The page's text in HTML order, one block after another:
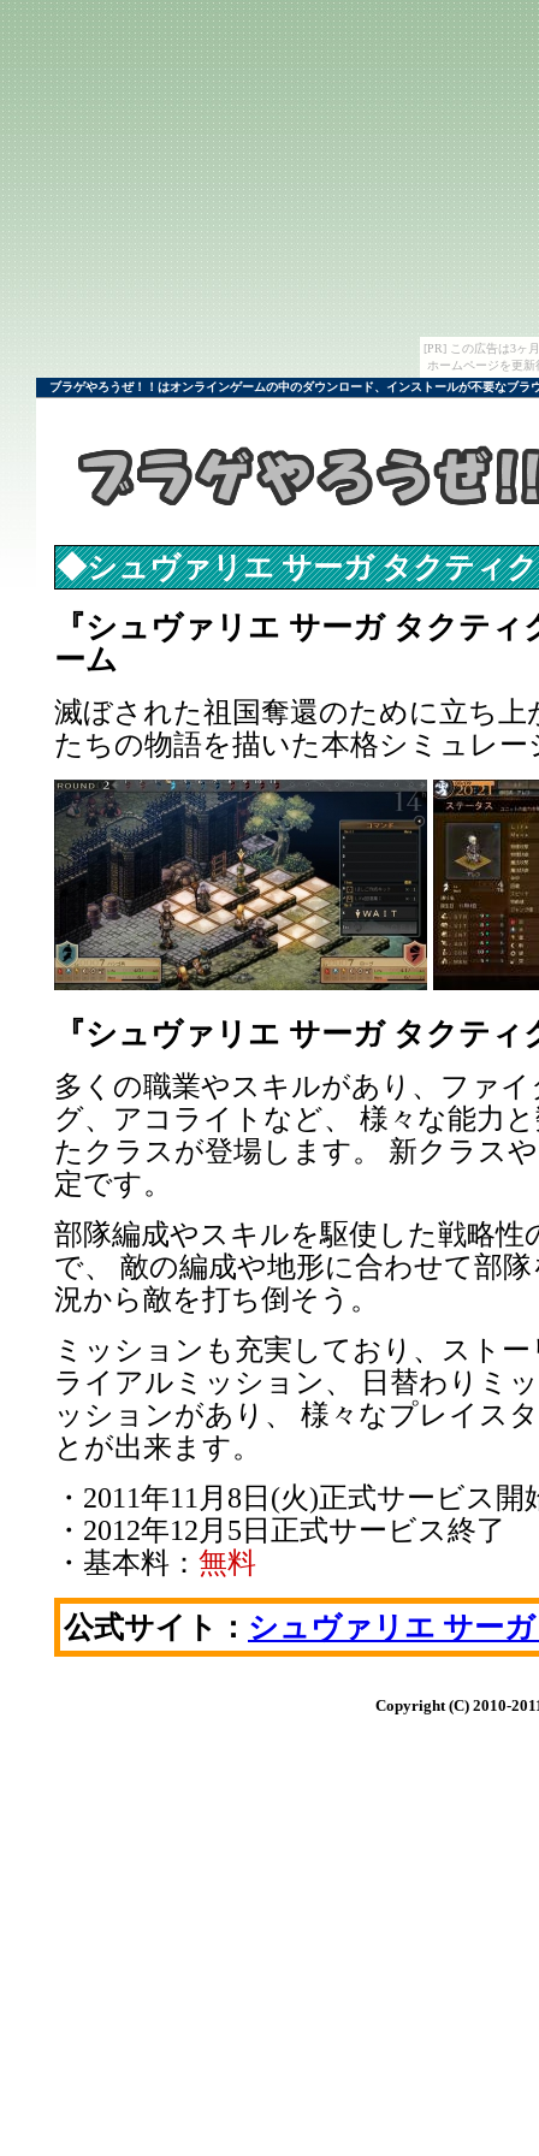
[PR] この広告は3ヶ
ホームページを更
ブラゲやろうぜ！！はオンラインゲームの中のダウンロード、インストールが不要なブ
◆シュヴァリエ サーガ タクティ
『シュヴァリエ サーガ タクテ
ーム
滅ぼされた祖国奪還のために立ち上
たちの物語を描いた本格シミュレー
『シュヴァリエ サーガ タクテ
多くの職業やスキルがあり、ファ
グ、アコライトなど、 様々な能力
たクラスが登場します。 新クラス
定です。
部隊編成やスキルを駆使した戦略性
で、 敵の編成や地形に合わせて部
況から敵を打ち倒そう。
ミッションも充実しており、スト
ライアルミッション、 日替わりミ
ッションがあり、 様々なプレイス
とが出来ます。
・2011年11月8日(火)正式サービス開
・2012年12月5日正式サービス終了
・基本料： 無料
公式サイト： シュヴァリエ サー
Copyright (C) 2010-